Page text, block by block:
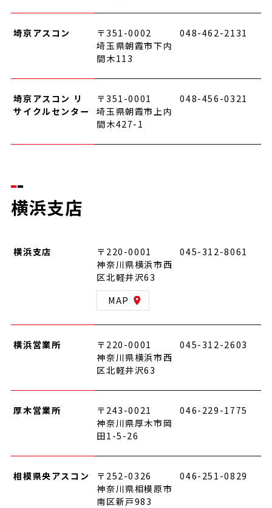
埼京アスコン
〒351-0002
埼玉県朝霞市下内
間木113
048-462-2131
埼京アスコン リ
サイクルセンター
〒351-0001
埼玉県朝霞市上内
間木427-1
048-456-0321
横浜支店
横浜支店
〒220-0001
神奈川県横浜市西
区北軽井沢63
MAP
045-312-8061
横浜営業所
〒220-0001
神奈川県横浜市西
区北軽井沢63
045-312-2603
厚木営業所
〒243-0021
神奈川県厚木市岡
田1-5-26
046-229-1775
相模県央アスコン
〒252-0326
神奈川県相模原市
南区新戸983
046-251-0829